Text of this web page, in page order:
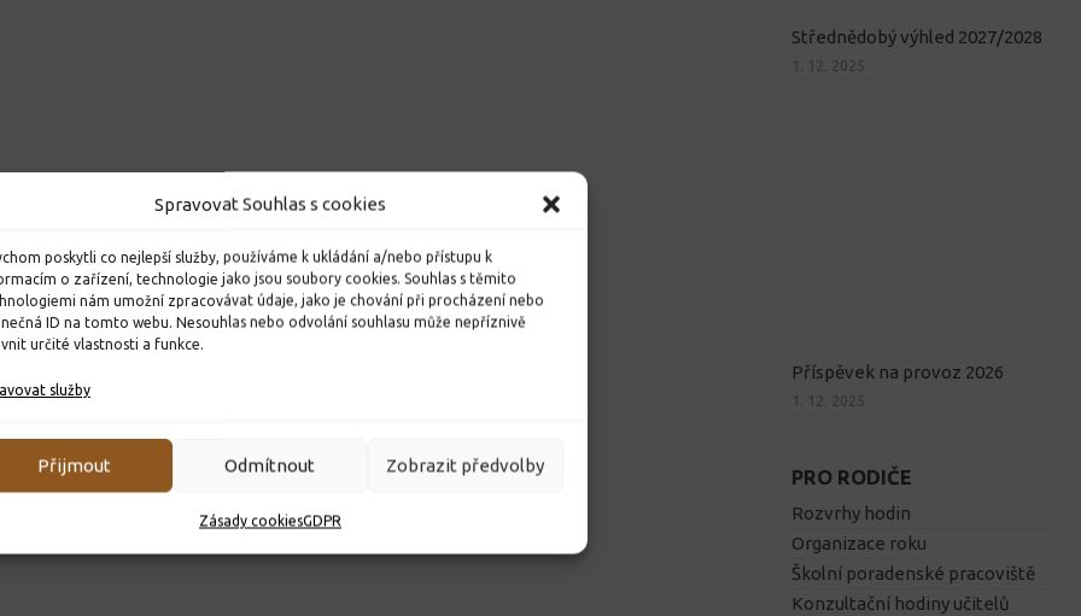
Spravovat Souhlas s cookies
poskytli co nejlepší služby, používáme k ukládání a/nebo přístupu k
o zařízení, technologie jako jsou soubory cookies. Souhlas s těmito
nám umožní zpracovávat údaje, jako je chování při procházení nebo
ID na tomto webu. Nesouhlas nebo odvolání souhlasu může nepříznivě
určité vlastnosti a funkce.
služby
Přijmout Odmítnout Zobrazit předvolby
Zásady cookiesGDPR
Střednědobý výhled 2027/2028
1. 12. 2025
Příspěvek na provoz 2026
1. 12. 2025
PRO RODIČE
Rozvrhy hodin
Organizace roku
Školní poradenské pracoviště
Konzultační hodiny učitelů